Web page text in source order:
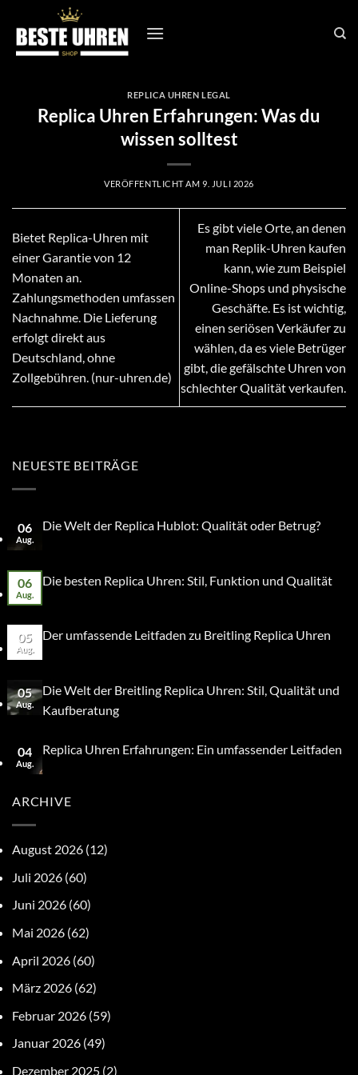
Inhalt
springen
REPLICA UHREN LEGAL
Replica Uhren Erfahrungen: Was du
wissen solltest
VERÖFFENTLICHT AM9. JULI 2026
Bietet Replica-Uhren mit
einer Garantie von 12
Monaten an.
Zahlungsmethoden umfassen
Nachnahme. Die Lieferung
erfolgt direkt aus
Deutschland, ohne
Zollgebühren. (nur-uhren.de)
Es gibt viele Orte, an denen
man Replik-Uhren kaufen
kann, wie zum Beispiel
Online-Shops und physische
Geschäfte. Es ist wichtig,
einen seriösen Verkäufer zu
wählen, da es viele Betrüger
gibt, die gefälschte Uhren von
schlechter Qualität verkaufen.
NEUESTE BEITRÄGE
06
Aug.
Die Welt der Replica Hublot: Qualität oder Betrug?
06
Aug.
Die besten Replica Uhren: Stil, Funktion und Qualität
05
Aug.
Der umfassende Leitfaden zu Breitling Replica Uhren
05
Aug.
Die Welt der Breitling Replica Uhren: Stil, Qualität und
Kaufberatung
04
Aug.
Replica Uhren Erfahrungen: Ein umfassender Leitfaden
ARCHIVE
August 2026 (12)
Juli 2026 (60)
Juni 2026 (60)
Mai 2026 (62)
April 2026 (60)
März 2026 (62)
Februar 2026 (59)
Januar 2026 (49)
Dezember 2025 (2)